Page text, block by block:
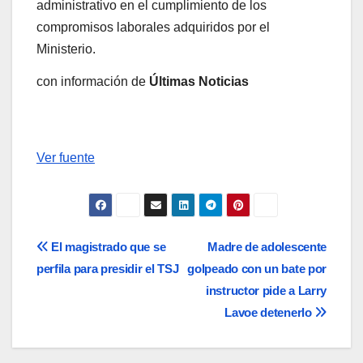
administrativo en el cumplimiento de los
compromisos laborales adquiridos por el
Ministerio.
con información de Últimas Noticias
Ver fuente
Navegación
de
Madre de adolescente
golpeado con un bate por
instructor pide a Larry
Lavoe detenerlo
El magistrado que se
perfila para presidir el TSJ